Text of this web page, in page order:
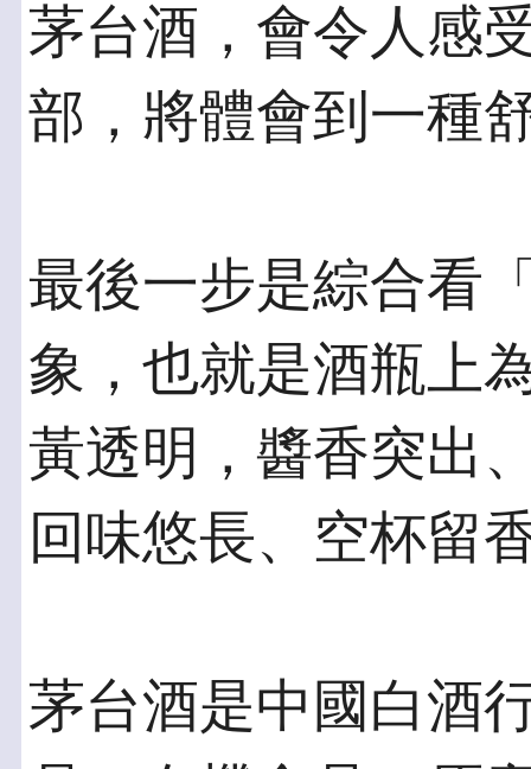
茅台酒，會令人感
部，將體會到一種
最後一步是綜合看
象，也就是酒瓶上
黃透明，醬香突出
回味悠長、空杯留
茅台酒是中國白酒